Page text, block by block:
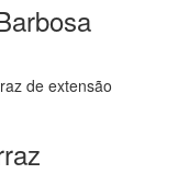
de extensão